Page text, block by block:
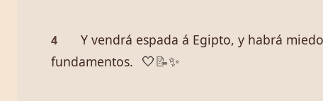
4
Y vendrá espada á Egipto, y habrá
fundamentos.
🤍 📝✨